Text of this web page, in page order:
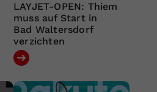
LAYJET-OPEN: Thiem
muss auf Start in
Bad Waltersdorf
verzichten